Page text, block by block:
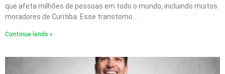
que afeta milhões de pessoas em todo o mundo, incluindo muitos
moradores de Curitiba. Esse transtorno…
Continue lendo »